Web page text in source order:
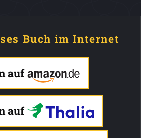
Buch im Internet
auf
auf